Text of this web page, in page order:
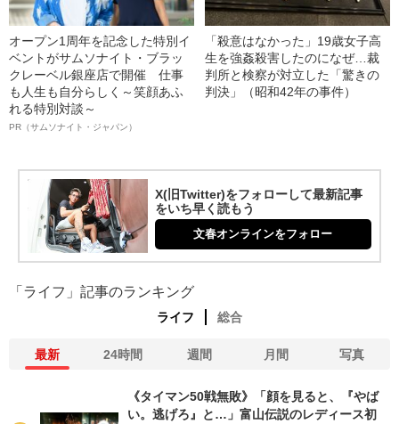
オープン1周年を記念した特別イ
ベントがサムソナイト・ブラッ
クレーベル銀座店で開催 仕事
も人生も自分らしく～笑顔あふ
れる特別対談～
PR（サムソナイト・ジャパン）
「殺意はなかった」19歳女子高
生を強姦殺害したのになぜ…裁
判所と検察が対立した「驚きの
判決」（昭和42年の事件）
X(旧Twitter)をフォローして最新記事
をいち早く読もう
文春オンラインをフォロー
「ライフ」記事のランキング
ライフ 総合
最新 24時間 週間 月間 写真
《タイマン50戦無敗》「顔を見ると、『やば
い。逃げろ』と…」富山伝説のレディース初